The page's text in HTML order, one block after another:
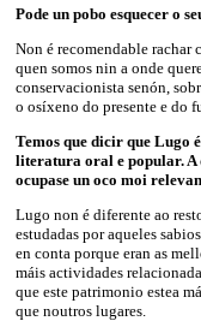
Pode un pobo esquecer o
Non é recomendable rachar
quen somos nin a onde
conservacionista senón,
o osíxeno do presente e do
Temos que dicir que Lugo
literatura oral e popular. A
ocupase un oco moi
Lugo non é diferente ao
estudadas por aqueles
en conta porque eran as
máis actividades
que este patrimonio estea
que noutros lugares.